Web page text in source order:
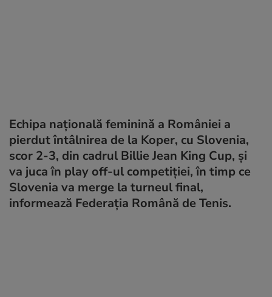
Echipa națională feminină a României a
pierdut întâlnirea de la Koper, cu Slovenia,
scor 2-3, din cadrul Billie Jean King Cup, și
va juca în play off-ul competiției, în timp ce
Slovenia va merge la turneul final,
informează Federaţia Română de Tenis.